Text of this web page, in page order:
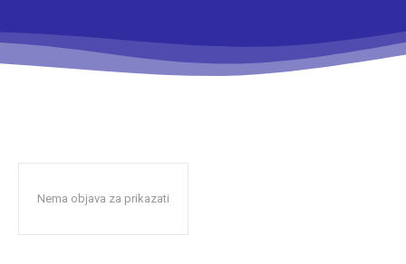
Nema objava za prikazati